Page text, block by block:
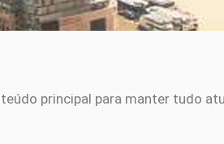
principal para manter tudo